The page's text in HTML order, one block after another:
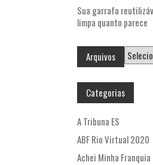
Sua garrafa
limpa quanto parece
Arquivos Arquivos
Categorias
A Tribuna ES
ABF Rio Virtual 2020
Achei Minha Franquia